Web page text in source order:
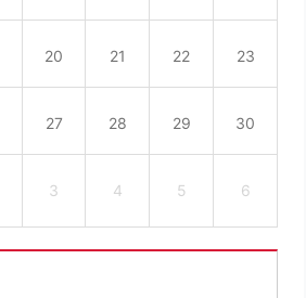
20 21 22 23
27 28 29 30
3 4 5 6